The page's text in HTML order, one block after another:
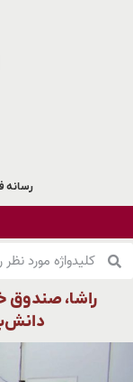
رسانه
راشا، صندوق